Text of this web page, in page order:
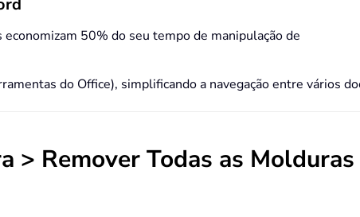
50% do seu tempo de manipulação de
do Office), simplificando a navegação entre vários
> Remover Todas as Molduras